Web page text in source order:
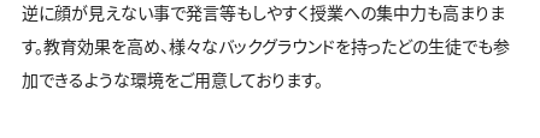
逆に顔が見えない事で発言等もしやすく授業への集中力も高まりま
す。教育効果を高め、様々なバックグラウンドを持ったどの生徒でも参
加できるような環境をご用意しております。